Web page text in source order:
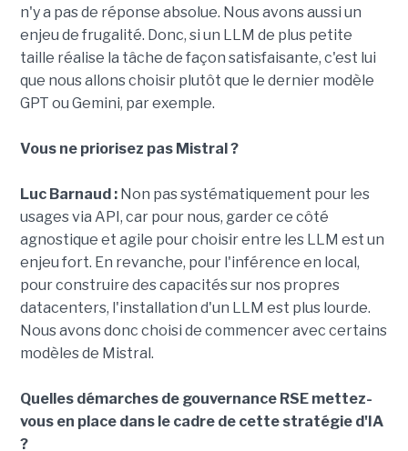
n'y a pas de réponse absolue. Nous avons aussi un
enjeu de frugalité. Donc, si un LLM de plus petite
taille réalise la tâche de façon satisfaisante, c'est lui
que nous allons choisir plutôt que le dernier modèle
GPT ou Gemini, par exemple.
Vous ne priorisez pas Mistral ?
Luc Barnaud :Non pas systématiquement pour les
usages via API, car pour nous, garder ce côté
agnostique et agile pour choisir entre les LLM est un
enjeu fort. En revanche, pour l'inférence en local,
pour construire des capacités sur nos propres
datacenters, l'installation d'un LLM est plus lourde.
Nous avons donc choisi de commencer avec certains
modèles de Mistral.
Quelles démarches de gouvernance RSE mettez-
vous en place dans le cadre de cette stratégie d'IA
?